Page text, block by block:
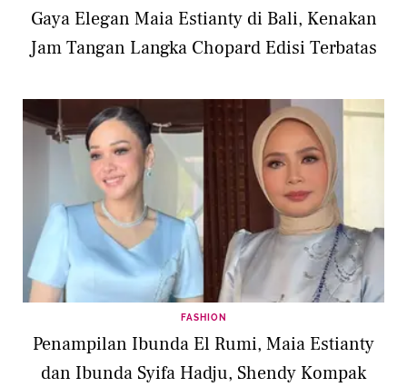
Gaya Elegan Maia Estianty di Bali, Kenakan
Jam Tangan Langka Chopard Edisi Terbatas
FASHION
Penampilan Ibunda El Rumi, Maia Estianty
dan Ibunda Syifa Hadju, Shendy Kompak